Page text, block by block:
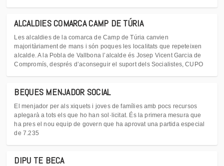
ALCALDIES COMARCA CAMP DE TÚRIA
Les alcaldies de la comarca de Camp de Túria canvien
majoritàriament de mans i són poques les localitats que repeteixen
alcalde. A la Pobla de Vallbona l’alcalde és Josep Vicent Garcia de
Compromís, després d’aconseguir el suport dels Socialistes, CUPO
BEQUES MENJADOR SOCIAL
El menjador per als xiquets i joves de famílies amb pocs recursos
aplegarà a tots els que ho han sol·licitat. És la primera mesura que
ha pres el nou equip de govern que ha aprovat una partida especial
de 7.235
DIPU TE BECA